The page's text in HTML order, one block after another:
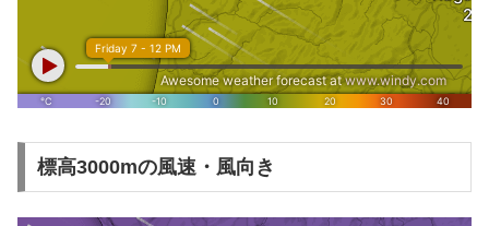
標高3000mの風速・風向き